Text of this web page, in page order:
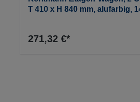
T 410 x H 840 mm, alufarbig,
271,32 €*